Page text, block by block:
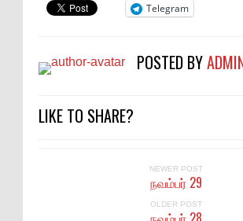
Telegram
POSTED BY
LIKE TO SHARE?
NEWER POST
நவம்பர் 29
OLDER POST